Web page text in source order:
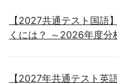
【2027共通テスト国語
くには？ ～2026年度分
【2027年共通テスト英